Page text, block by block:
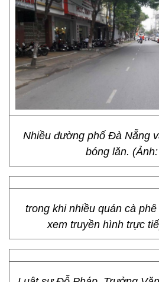
Nhiều đường phố Đà Nẵng
bóng lăn.
trong khi nhiều quán cà
xem truyền hình trực